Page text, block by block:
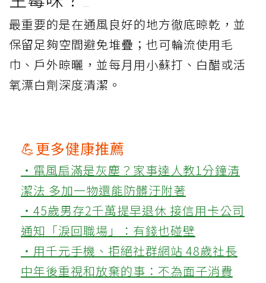
最重要的是在通風良好的地方徹底晾乾，並
保留足夠空間避免堆疊；也可輪流使用毛
巾、戶外晾曬，並每月用小蘇打、白醋或活
氧漂白劑深度清潔。
💪更多健康推薦
‧電風扇滿是灰塵？家事達人教1分鐘清
潔法 多加一物還能防髒汙附著
‧45歲男存2千萬提早退休 接信用卡公司
通知「淚回職場」：有錢也碰壁
‧用千元手機、拒絕社群網站 48歲社長
中年後重視和放棄的事：不為面子消費